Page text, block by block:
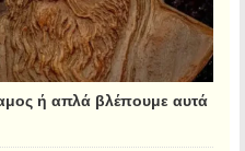
ή απλά βλέπουμε αυτά